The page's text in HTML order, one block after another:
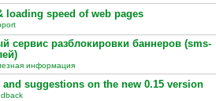
loading speed of web pages
сервис разблокировки баннеров (sms-
информация
and suggestions on the new 0.15 version